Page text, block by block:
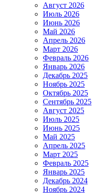
Август 2026
Июль 2026
Июнь 2026
Май 2026
Апрель 2026
Март 2026
Февраль 2026
Январь 2026
Декабрь 2025
Ноябрь 2025
Октябрь 2025
Сентябрь 2025
Август 2025
Июль 2025
Июнь 2025
Май 2025
Апрель 2025
Март 2025
Февраль 2025
Январь 2025
Декабрь 2024
Ноябрь 2024